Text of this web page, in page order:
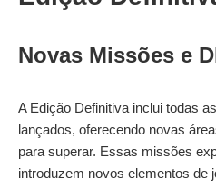
Novas Missões e
A Edição Definitiva inclui todas
lançados, oferecendo novas
para superar. Essas missões
introduzem novos elementos de